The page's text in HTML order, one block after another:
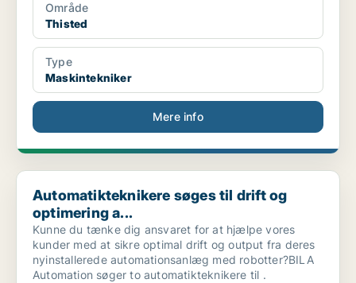
Område
Thisted
Type
Maskintekniker
Mere info
Automatikteknikere søges til drift og optimering a...
Automatikteknikere søges til drift og
optimering a...
Kunne du tænke dig ansvaret for at hjælpe vores
kunder med at sikre optimal drift og output fra deres
nyinstallerede automationsanlæg med robotter?BILA
Automation søger to automatikteknikere til .